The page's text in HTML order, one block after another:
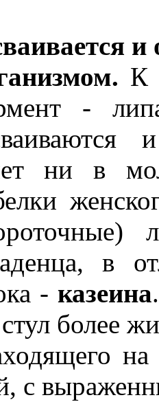
и
К
-
ни в
в
-казеина
более
с